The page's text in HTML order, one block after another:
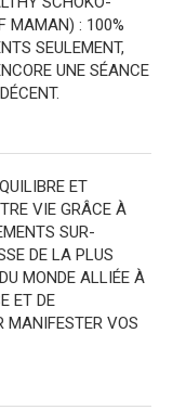
MAMAN) : 100%
SEULEMENT,
UNE SÉANCE
ET
VIE GRÂCE À
SUR-
DE LA PLUS
MONDE ALLIÉE À
ET DE
MANIFESTER VOS